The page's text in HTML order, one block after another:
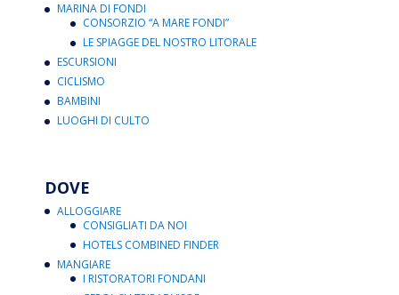
MARINA DI FONDI
CONSORZIO “A MARE FONDI”
LE SPIAGGE DEL NOSTRO LITORALE
ESCURSIONI
CICLISMO
BAMBINI
LUOGHI DI CULTO
DOVE
ALLOGGIARE
CONSIGLIATI DA NOI
HOTELS COMBINED FINDER
MANGIARE
I RISTORATORI FONDANI